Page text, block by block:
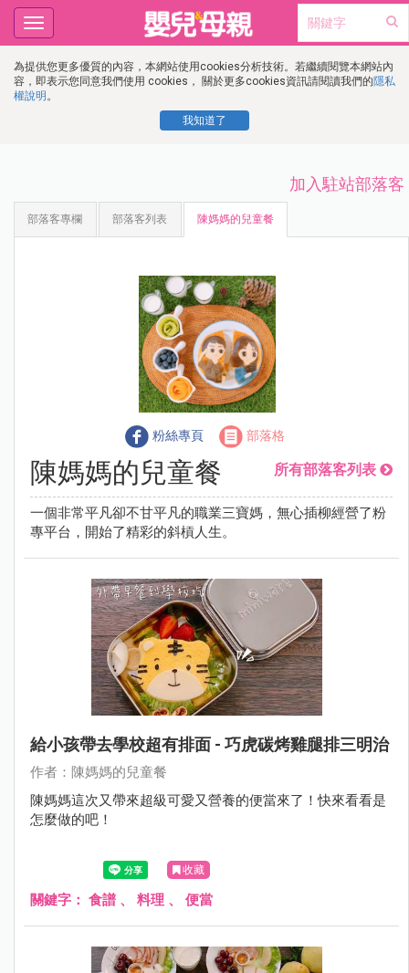
為提供您更多優質的內容，本網站使用cookies分析技術。若繼續閱覽本網站內
容，即表示您同意我們使用 cookies， 關於更多cookies資訊請閱讀我們的隱私
權說明 。
我知道了
Toggle
navigation
加入駐站部落客
部落客專欄 部落客列表 陳媽媽的兒童餐
粉絲專頁 部落格
陳媽媽的兒童餐 所有部落客列表
一個非常平凡卻不甘平凡的職業三寶媽，無心插柳經營了粉
專平台，開始了精彩的斜槓人生。
給小孩帶去學校超有排面 - 巧虎碳烤雞腿排三明治
作者：陳媽媽的兒童餐
陳媽媽這次又帶來超級可愛又營養的便當來了！快來看看是
怎麼做的吧！
收藏
關鍵字： 食譜 、 料理 、 便當